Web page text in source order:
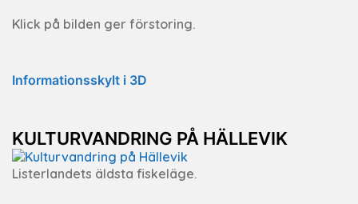
Klick på bilden ger förstoring.
Informationsskylt i 3D
KULTURVANDRING PÅ HÄLLEVIK
Listerlandets äldsta fiskeläge.